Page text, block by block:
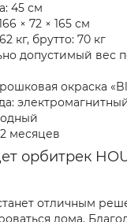
45 см
× 72 × 165 см
кг, брутто: 70 кг
допустимый вес
окраска
месяцев
орбитрек
отличным
дома.